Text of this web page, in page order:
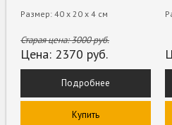
Размер: 40 х 20 х 4 см
Старая цена:3000руб.
Цена: 2370 руб.
Подробнее
Купить